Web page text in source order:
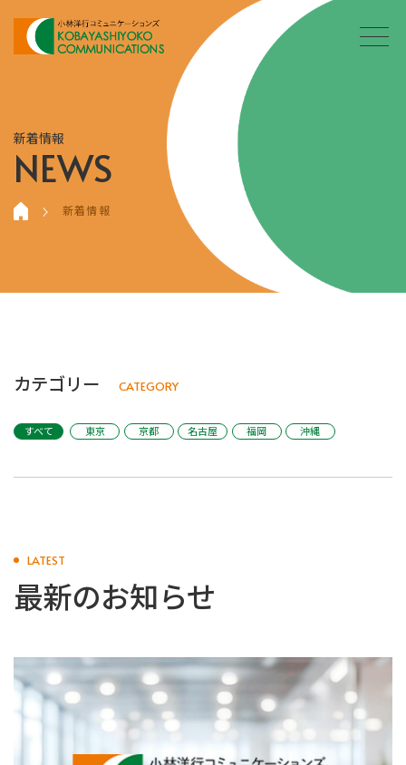
新着情報
NEWS
新着情報
カテゴリー CATEGORY
すべて 東京 京都 名古屋 福岡 沖縄
LATEST
最新のお知らせ